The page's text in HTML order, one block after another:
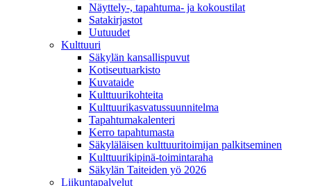
Näyttely-, tapahtuma- ja kokoustilat
Satakirjastot
Uutuudet
Kulttuuri
Säkylän kansallispuvut
Kotiseutuarkisto
Kuvataide
Kulttuurikohteita
Kulttuurikasvatussuunnitelma
Tapahtumakalenteri
Kerro tapahtumasta
Säkyläläisen kulttuuritoimijan palkitseminen
Kulttuurikipinä-toimintaraha
Säkylän Taiteiden yö 2026
Liikuntapalvelut